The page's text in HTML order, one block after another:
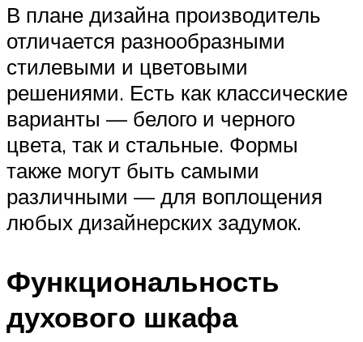
В плане дизайна производитель
отличается разнообразными
стилевыми и цветовыми
решениями. Есть как классические
варианты — белого и черного
цвета, так и стальные. Формы
также могут быть самыми
различными — для воплощения
любых дизайнерских задумок.
Функциональность
духового шкафа